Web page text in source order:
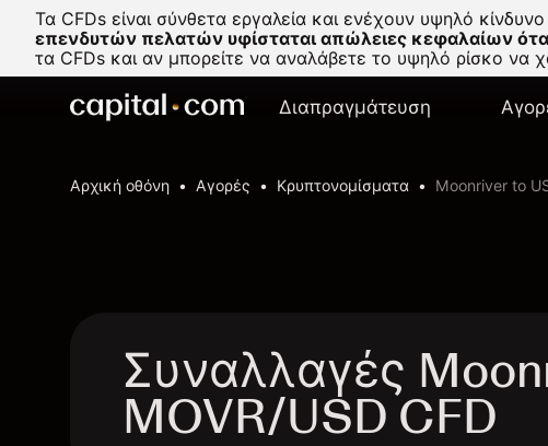
Τα CFDs είναι σύνθετα εργαλεία και ενέχουν υψηλό
επενδυτών πελατών υφίσταται απώλειες κεφαλαίων
τα CFDs και αν μπορείτε να αναλάβετε το υψηλό ρίσκο
Διαπραγμάτευση
Αρχική οθόνη Αγορές Κρυπτονομίσματα Moonriver to
Συναλλαγές
MOVR/USD CFD